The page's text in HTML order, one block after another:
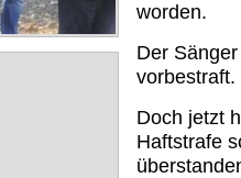
worden.
Der
vorbestraft.
Doch jetzt
Haftstrafe